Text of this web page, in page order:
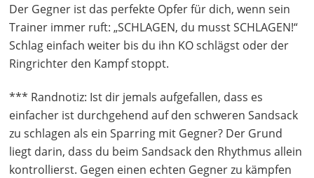
Der Gegner ist das perfekte Opfer für dich, wenn sein
Trainer immer ruft: „SCHLAGEN, du musst SCHLAGEN!“
Schlag einfach weiter bis du ihn KO schlägst oder der
Ringrichter den Kampf stoppt.
*** Randnotiz: Ist dir jemals aufgefallen, dass es
einfacher ist durchgehend auf den schweren Sandsack
zu schlagen als ein Sparring mit Gegner? Der Grund
liegt darin, dass du beim Sandsack den Rhythmus allein
kontrollierst. Gegen einen echten Gegner zu kämpfen